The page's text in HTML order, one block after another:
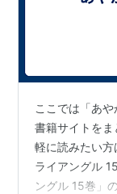
ここでは「あ
書籍サイトを
軽に読みたい
ライアングル
ングル 15巻」